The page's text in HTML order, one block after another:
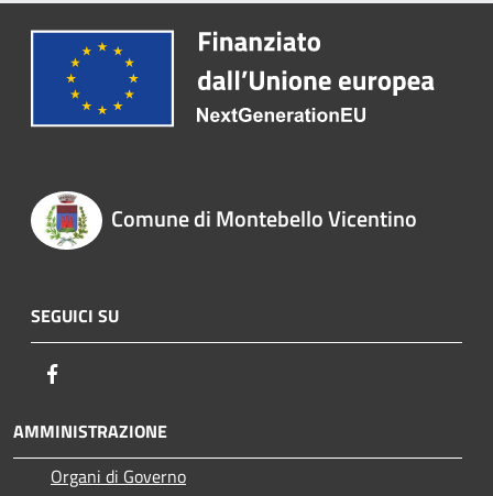
Comune di Montebello Vicentino
SEGUICI SU
AMMINISTRAZIONE
Organi di Governo